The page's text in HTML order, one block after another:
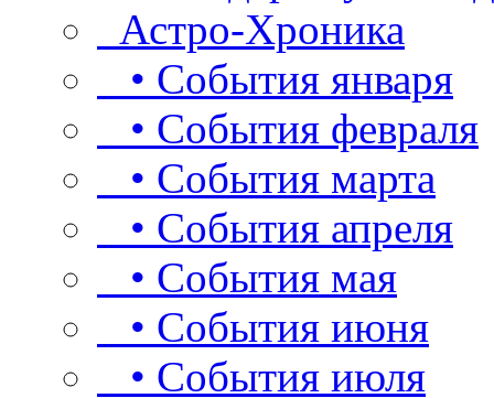
Астро-Хроника
• События января
• События февраля
• События марта
• События апреля
• События мая
• События июня
• События июля